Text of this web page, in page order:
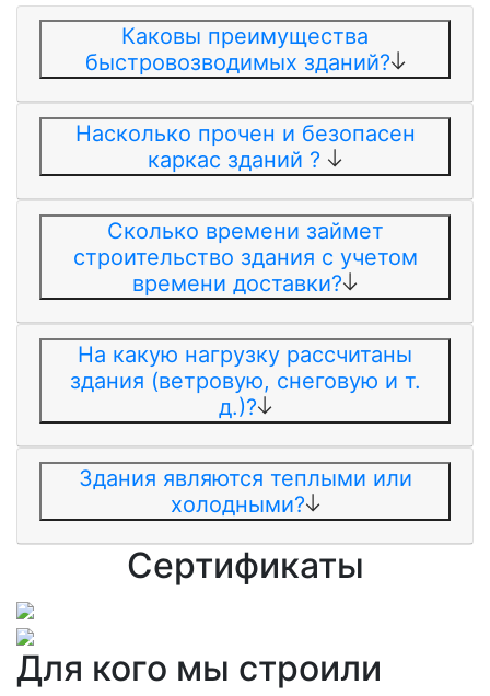
Каковы преимущества
быстровозводимых зданий?
Насколько прочен и безопасен
каркас зданий ?
Сколько времени займет
строительство здания с учетом
времени доставки?
На какую нагрузку рассчитаны
здания (ветровую, снеговую и т.
д.)?
Здания являются теплыми или
холодными?
Сертификаты
Для кого мы строили